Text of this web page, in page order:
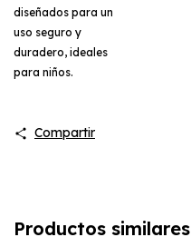
diseñados para un
uso seguro y
duradero, ideales
para niños.
Compartir
Productos similares